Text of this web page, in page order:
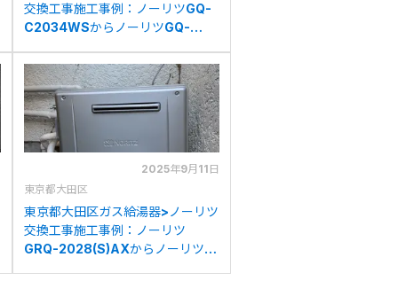
交換工事施工事例：ノーリツGQ-
C2034WSからノーリツGQ-
2025年9月11日
東京都大田区
東京都大田区ガス給湯器>ノーリツ
交換工事施工事例：ノーリツ
GRQ-2028(S)AXからノーリツ